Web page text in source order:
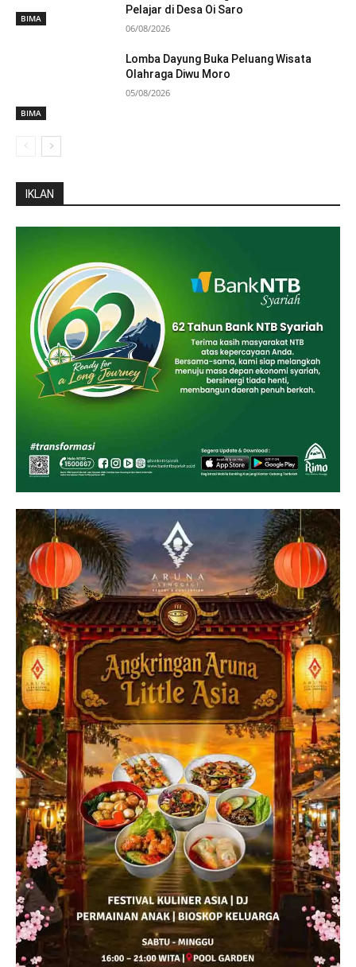
BIMA
Pelajar di Desa Oi Saro
06/08/2026
BIMA
Lomba Dayung Buka Peluang Wisata
Olahraga Diwu Moro
05/08/2026
IKLAN